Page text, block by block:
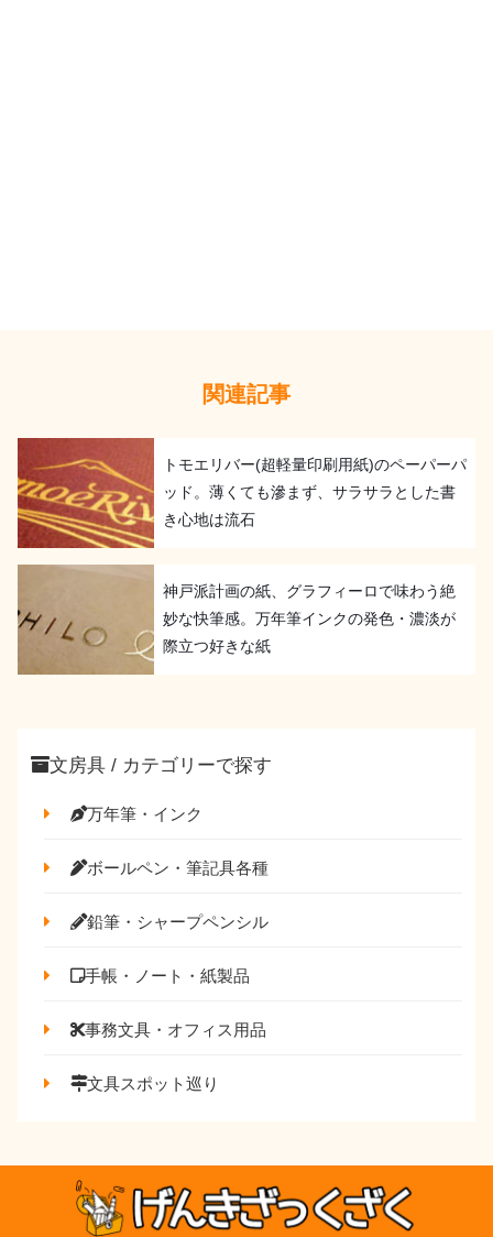
関連記事
トモエリバー(超軽量印刷用紙)のペーパーパ
ッド。薄くても滲まず、サラサラとした書
き心地は流石
神戸派計画の紙、グラフィーロで味わう絶
妙な快筆感。万年筆インクの発色・濃淡が
際立つ好きな紙
文房具 / カテゴリーで探す
万年筆・インク
ボールペン・筆記具各種
鉛筆・シャープペンシル
手帳・ノート・紙製品
事務文具・オフィス用品
文具スポット巡り